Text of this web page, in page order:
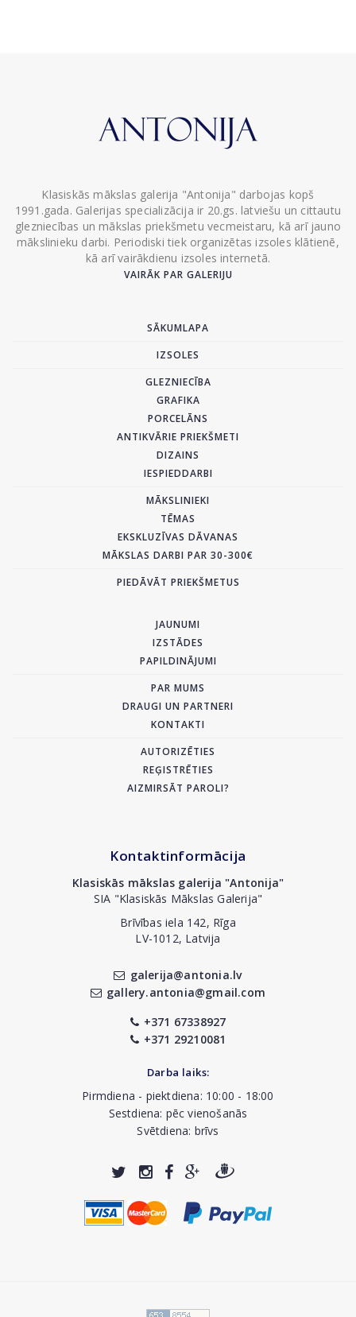
Klasiskās mākslas galerija "Antonija" darbojas kopš
1991.gada. Galerijas specializācija ir 20.gs. latviešu un cittautu
glezniecības un mākslas priekšmetu vecmeistaru, kā arī jauno
mākslinieku darbi. Periodiski tiek organizētas izsoles klātienē,
kā arī vairākdienu izsoles internetā.
VAIRĀK PAR GALERIJU
SĀKUMLAPA
IZSOLES
GLEZNIECĪBA
GRAFIKA
PORCELĀNS
ANTIKVĀRIE PRIEKŠMETI
DIZAINS
IESPIEDDARBI
MĀKSLINIEKI
TĒMAS
EKSKLUZĪVAS DĀVANAS
MĀKSLAS DARBI PAR 30-300€
PIEDĀVĀT PRIEKŠMETUS
JAUNUMI
IZSTĀDES
PAPILDINĀJUMI
PAR MUMS
DRAUGI UN PARTNERI
KONTAKTI
AUTORIZĒTIES
REĢISTRĒTIES
AIZMIRSĀT PAROLI?
Kontaktinformācija
Klasiskās mākslas galerija "Antonija"
SIA "Klasiskās Mākslas Galerija"
Brīvības iela 142, Rīga
LV-1012, Latvija
galerija@antonia.lv
gallery.antonia@gmail.com
+371 67338927
+371 29210081
Darba laiks:
Pirmdiena - piektdiena: 10:00 - 18:00
Sestdiena: pēc vienošanās
Svētdiena: brīvs